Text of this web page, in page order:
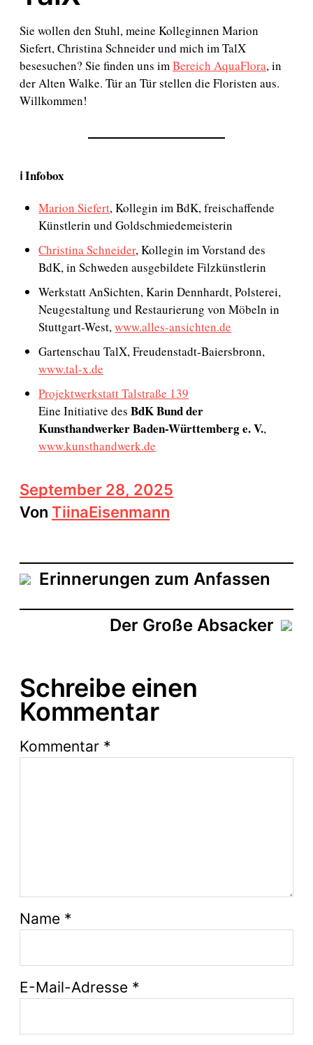
Sie wollen den Stuhl, meine Kolleginnen Marion
Siefert, Christina Schneider und mich im TalX
besesuchen? Sie finden uns imBereich AquaFlora, in
der Alten Walke. Tür an Tür stellen die Floristen aus.
Willkommen!
ℹ️ Infobox
Marion Siefert, Kollegin im BdK, freischaffende
Künstlerin und Goldschmiedemeisterin
Christina Schneider, Kollegin im Vorstand des
BdK, in Schweden ausgebildete Filzkünstlerin
Werkstatt AnSichten, Karin Dennhardt, Polsterei,
Neugestaltung und Restaurierung von Möbeln in
Stuttgart-West,www.alles-ansichten.de
Gartenschau TalX, Freudenstadt-Baiersbronn,
www.tal-x.de
Projektwerkstatt Talstraße 139
Eine Initiative desBdK Bund der
Kunsthandwerker Baden-Württemberg e. V.,
www.kunsthandwerk.de
B
e
i
a
g
s
a
September 28, 2025
Von TiinaEisenmann
Erinnerungen zum Anfassen
Der Große Absacker
Schreibe einen
Kommentar
Kommentar *
Name *
E-Mail-Adresse *